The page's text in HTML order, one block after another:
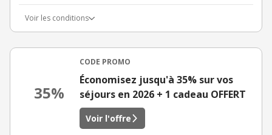
Voir les conditions
35%
CODE PROMO
Économisez jusqu'à 35% sur vos
séjours en 2026 + 1 cadeau OFFERT
Voir l'offre